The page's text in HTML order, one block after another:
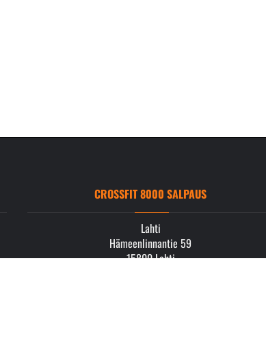
CROSSFIT 8000 SALPAUS
Lahti
Hämeenlinnantie 59
15800 Lahti